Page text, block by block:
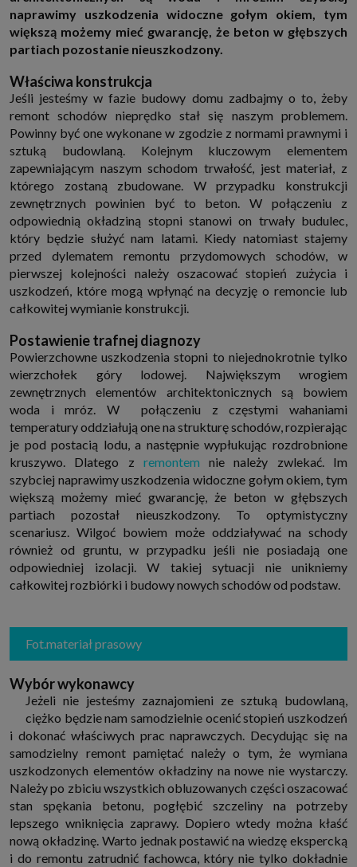
http://www.sagier.pl/
Jeżeli wyrazisz zgodę, o którą wyżej prosimy, administratorami Twoich
danych osobowych będą także nasi Zaufani Partnerzy. Listę Zaufanych
Partnerów możesz sprawdzić w każdym momencie na stronie naszej
Podstawa i cel przetwarzania
Twoje dane przetwarzamy w następujących celach:
1. Jeśli zawieramy z Tobą umowę o realizację danej usługi (np. usługi
zapewniającej Ci możliwość zapoznania się z jednym z naszych serwisów
w oparciu o treść regulaminu tego serwisu), to możemy przetwarzać
Twoje dane w zakresie niezbędnym do realizacji tej umowy.
2. Zapewnianie bezpieczeństwa usługi (np. sprawdzenie, czy do Twojego
konta nie loguje się nieuprawniona osoba), dokonanie pomiarów
statystycznych, ulepszanie naszych usług i dopasowanie ich do potrzeb i
wygody użytkowników (np. personalizowanie treści w usługach), jak
również prowadzenie marketingu i promocji własnych usług (np. jeśli
interesujesz się motoryzacją i oglądasz artykuły w biznesistyl.pl lub na
innych stronach internetowych, to możemy Ci wyświetlić reklamę
dotyczącą artykułu w serwisie biznesistyl.pl/automoto. Takie
przetwarzanie danych to realizacja naszych prawnie uzasadnionych
interesów.
3. Za Twoją zgodą usługi marketingowe dostarczą Ci nasi Zaufani
Partnerzy oraz my dla podmiotów trzecich. Aby móc pokazać interesujące
ich przedstawiciele chcieliby mieć możliwość przetwarzania Twoich
danych związanych z odwiedzanymi przez Ciebie stronami
internetowymi. Udzielenie takiej zgody jest dobrowolne, nie musisz jej
udzielać, nie pozbawi Cię to dostępu do naszych usług. Masz również
możliwość ograniczenia zakresu lub zmiany zgody w dowolnym
momencie.
Twoje dane przetwarzane będą do czasu istnienia podstawy do ich
przetwarzania, czyli w przypadku udzielenia zgody do momentu jej
cofnięcia, ograniczenia lub innych działań z Twojej strony ograniczających
tę zgodę, w przypadku niezbędności danych do wykonania umowy, przez
czas jej wykonywania i ewentualnie okres przedawnienia roszczeń z niej
(zwykle nie więcej niż 3 lata, a maksymalnie 10 lat), a w przypadku, gdy
podstawą przetwarzania danych jest uzasadniony interes administratora,
do czasu zgłoszenia przez Ciebie skutecznego sprzeciwu.
Przekazywanie danych
Administratorzy danych mogą powierzać Twoje dane podwykonawcom IT,
księgowym, agencjom marketingowym etc. Zrobią to jedynie na
podstawie umowy o powierzenie przetwarzania danych zobowiązującej
taki podmiot do odpowiedniego zabezpieczenia danych i niekorzystania z
nich do własnych celów.
Na naszych stronach używamy znaczników internetowych takich jak pliki
np. cookie lub local storage do zbierania i przetwarzania danych
osobowych w celu personalizowania treści i reklam oraz analizowania
ruchu na stronach, aplikacjach i w Internecie. W ten sposób technologię tę
Partnerzy, którzy także chcą dopasowywać reklamy do Twoich preferencji.
Cookies to dane informatyczne zapisywane w plikach i przechowywane na
Twoim urządzeniu końcowym (tj. twój komputer, tablet, smartphone itp.),
które przeglądarka wysyła do serwera przy każdorazowym wejściu na
stronę z tego urządzenia, podczas gdy odwiedzasz strony w Internecie.
Szczegółową informację na temat plików cookie i ich funkcjonowania
znajdziesz pod tym linkiem. Pod tym linkiem znajdziesz także informację
o tym jak zmienić ustawienia przeglądarki, aby ograniczyć lub wyłączyć
funkcjonowanie plików cookies itp. oraz jak usunąć takie pliki z Twojego
urządzenia.
Twoje uprawnienia
Przysługują Ci następujące uprawnienia wobec Twoich danych i ich
przetwarzania przez nas, inne podmioty z Grupy SAGIER i Zaufanych
Partnerów:
naprawimy uszkodzenia widoczne gołym okiem, tym
większą możemy mieć gwarancję, że beton w głębszych
partiach pozostanie nieuszkodzony.
Właściwa konstrukcja
Jeśli jesteśmy w fazie budowy domu zadbajmy o to, żeby
remont schodów nieprędko stał się naszym problemem.
Powinny być one wykonane w zgodzie z normami prawnymi i
sztuką budowlaną. Kolejnym kluczowym elementem
zapewniającym naszym schodom trwałość, jest materiał, z
którego zostaną zbudowane. W przypadku konstrukcji
zewnętrznych powinien być to beton. W połączeniu z
odpowiednią okładziną stopni stanowi on trwały budulec,
który będzie służyć nam latami. Kiedy natomiast stajemy
przed dylematem remontu przydomowych schodów, w
pierwszej kolejności należy oszacować stopień zużycia i
uszkodzeń, które mogą wpłynąć na decyzję o remoncie lub
całkowitej wymianie konstrukcji.
Postawienie trafnej diagnozy
Powierzchowne uszkodzenia stopni to niejednokrotnie tylko
wierzchołek góry lodowej. Największym wrogiem
zewnętrznych elementów architektonicznych są bowiem
woda i mróz. W połączeniu z częstymi wahaniami
temperatury oddziałują one na strukturę schodów, rozpierając
je pod postacią lodu, a następnie wypłukując rozdrobnione
kruszywo. Dlatego z remontem nie należy zwlekać. Im
szybciej naprawimy uszkodzenia widoczne gołym okiem, tym
większą możemy mieć gwarancję, że beton w głębszych
partiach pozostał nieuszkodzony. To optymistyczny
scenariusz. Wilgoć bowiem może oddziaływać na schody
również od gruntu, w przypadku jeśli nie posiadają one
odpowiedniej izolacji. W takiej sytuacji nie unikniemy
całkowitej rozbiórki i budowy nowych schodów od podstaw.
Fot.materiał prasowy
Wybór wykonawcy
Jeżeli nie jesteśmy zaznajomieni ze sztuką budowlaną,
ciężko będzie nam samodzielnie ocenić stopień uszkodzeń
i dokonać właściwych prac naprawczych. Decydując się na
samodzielny remont pamiętać należy o tym, że wymiana
uszkodzonych elementów okładziny na nowe nie wystarczy.
Należy po zbiciu wszystkich obluzowanych części oszacować
stan spękania betonu, pogłębić szczeliny na potrzeby
lepszego wniknięcia zaprawy. Dopiero wtedy można kłaść
nową okładzinę. Warto jednak postawić na wiedzę ekspercką
i do remontu zatrudnić fachowca, który nie tylko dokładnie